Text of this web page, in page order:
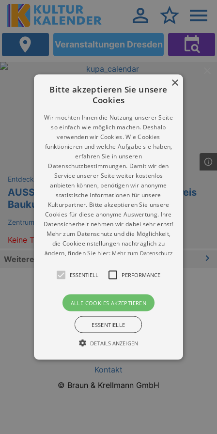
Veranstaltungen Dresden
Entdeckungen
AUSSTELLUNG Sächsischer Staatspreis
Baukultur 2026
Zentrum für Baukultur Sachsen Dresden
Keine Termine
Weitere Informationen
Datenschutz
Kontakt
© Braun & Krellmann GmbH
×
Bitte akzeptieren Sie unsere
Cookies
Wir möchten Ihnen die Nutzung unserer Seite
so einfach wie möglich machen. Deshalb
verwenden wir Cookies. Wie Cookies
funktionieren und welche Aufgabe sie haben,
erfahren Sie in unseren
Datenschutzbestimmungen. Damit wir den
Service unserer Seite weiter kostenlos
anbieten können, benötigen wir anonyme
statistische Informationen für unsere
Kulturpartner. Bitte akzeptieren Sie unsere
Cookies für diese anonyme Auswertung. Ihre
Datensicherheit nehmen wir dabei sehr ernst!
Mehr zum Datenschutz und die Möglichkeit,
die Cookieeinstellungen nachträglich zu
ändern, finden Sie hier: Mehr zum Datenschutz
ESSENTIELL PERFORMANCE
ALLE COOKIES AKZEPTIEREN
ESSENTIELLE
DETAILS ANZEIGEN